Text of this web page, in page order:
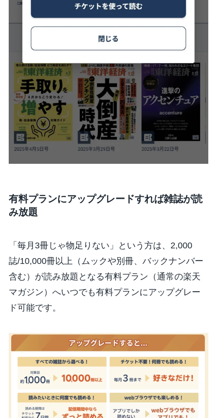
有料プランにアップグレードすれば雑誌が読
み放題
「毎月3冊じゃ物足りない」という方は、2,000
誌/10,000冊以上（ムックや別冊、バックナンバー
含む）が読み放題となる有料プラン（通常の楽天
マガジン）へいつでも有料プランにアップグレー
ド可能です。